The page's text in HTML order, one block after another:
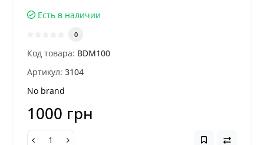
Есть в наличии
0
Код товара: BDM100
Артикул: 3104
No brand
1000 грн